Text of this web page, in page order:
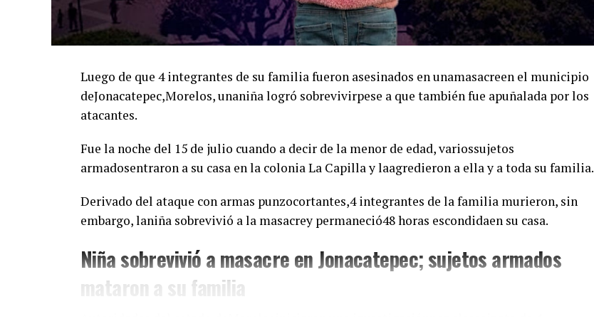
Luego de que 4 integrantes de su familia fueron asesinados en unamasacreen el municipio
deJonacatepec,Morelos, unaniña logró sobrevivirpese a que también fue apuñalada por los
atacantes.
Fue la noche del 15 de julio cuando a decir de la menor de edad, variossujetos
armadosentraron a su casa en la colonia La Capilla y laagredieron a ella y a toda su familia.
Derivado del ataque con armas punzocortantes,4 integrantes de la familia murieron, sin
embargo, laniña sobrevivió a la masacrey permaneció48 horas escondidaen su casa.
Niña sobrevivió a masacre en Jonacatepec; sujetos armados
mataron a su familia